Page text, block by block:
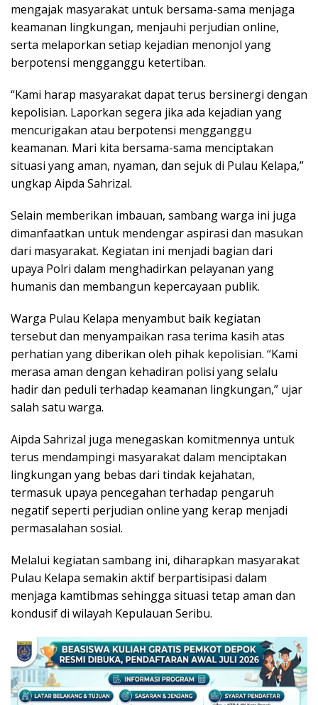
mengajak masyarakat untuk bersama-sama menjaga
keamanan lingkungan, menjauhi perjudian online,
serta melaporkan setiap kejadian menonjol yang
berpotensi mengganggu ketertiban.
“Kami harap masyarakat dapat terus bersinergi dengan
kepolisian. Laporkan segera jika ada kejadian yang
mencurigakan atau berpotensi mengganggu
keamanan. Mari kita bersama-sama menciptakan
situasi yang aman, nyaman, dan sejuk di Pulau Kelapa,”
ungkap Aipda Sahrizal.
Selain memberikan imbauan, sambang warga ini juga
dimanfaatkan untuk mendengar aspirasi dan masukan
dari masyarakat. Kegiatan ini menjadi bagian dari
upaya Polri dalam menghadirkan pelayanan yang
humanis dan membangun kepercayaan publik.
Warga Pulau Kelapa menyambut baik kegiatan
tersebut dan menyampaikan rasa terima kasih atas
perhatian yang diberikan oleh pihak kepolisian. “Kami
merasa aman dengan kehadiran polisi yang selalu
hadir dan peduli terhadap keamanan lingkungan,” ujar
salah satu warga.
Aipda Sahrizal juga menegaskan komitmennya untuk
terus mendampingi masyarakat dalam menciptakan
lingkungan yang bebas dari tindak kejahatan,
termasuk upaya pencegahan terhadap pengaruh
negatif seperti perjudian online yang kerap menjadi
permasalahan sosial.
Melalui kegiatan sambang ini, diharapkan masyarakat
Pulau Kelapa semakin aktif berpartisipasi dalam
menjaga kamtibmas sehingga situasi tetap aman dan
kondusif di wilayah Kepulauan Seribu.